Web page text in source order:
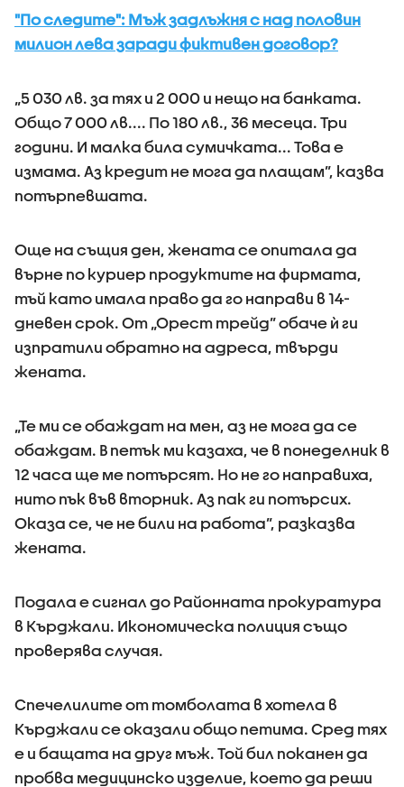
"По следите": Мъж задлъжня с над половин
милион лева заради фиктивен договор?
„5 030 лв. за тях и 2 000 и нещо на банката.
Общо 7 000 лв.... По 180 лв., 36 месеца. Три
години. И малка била сумичката... Това е
измама. Аз кредит не мога да плащам”, казва
потърпевшата.
Още на същия ден, жената се опитала да
върне по куриер продуктите на фирмата,
тъй като имала право да го направи в 14-
дневен срок. От „Орест трейд” обаче ѝ ги
изпратили обратно на адреса, твърди
жената.
„Те ми се обаждат на мен, аз не мога да се
обаждам. В петък ми казаха, че в понеделник в
12 часа ще ме потърсят. Но не го направиха,
нито пък във вторник. Аз пак ги потърсих.
Оказа се, че не били на работа”, разказва
жената.
Подала е сигнал до Районната прокуратура
в Кърджали. Икономическа полиция също
проверява случая.
Спечелилите от томболата в хотела в
Кърджали се оказали общо петима. Сред тях
е и бащата на друг мъж. Той бил поканен да
пробва медицинско изделие, което да реши